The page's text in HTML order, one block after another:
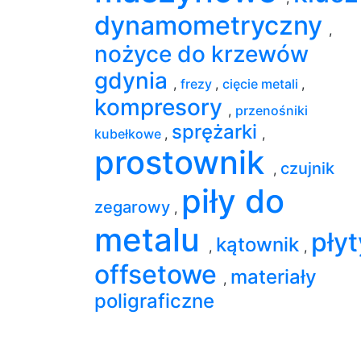
dynamometryczny ,
nożyce do krzewów
gdynia , frezy , cięcie metali ,
kompresory , przenośniki
kubełkowe , sprężarki ,
prostownik , czujnik
zegarowy , piły do
metalu
, kątownik ,
offsetowe , materiały
poligraficzne